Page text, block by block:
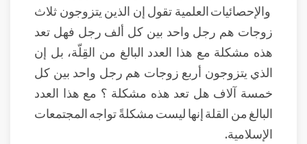
والإحصائيات العلمية تقول إن الذين يتزوجون ثلاث
زوجات هم رجل واحد بين كل ألف رجل فهل تعد
هذه مشكلة مع هذا العدد البالغ من القِلّة، بل إن
الذي يتزوجون أربع زوجات هم رجل واحد بين كل
خمسة آلاف هل تعد هذه مشكلة ؟ مع هذا العدد
البالغ من القلة إنها ليست مشكلةً تواجه المجتمعات
الإسلامية.